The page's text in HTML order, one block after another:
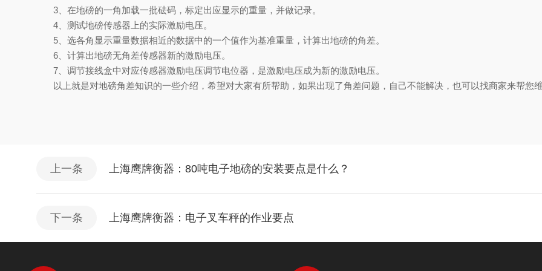
3、在地磅的一角加载一批砝码，标定出应显示的重量，并做记录。
4、测试地磅传感器上的实际激励电压。
5、选各角显示重量数据相近的数据中的一个值作为基准重量，计算出地磅的角差。
6、计算出地磅无角差传感器新的激励电压。
7、调节接线盒中对应传感器激励电压调节电位器，是激励电压成为新的激励电压。
以上就是对地磅角差知识的一些介绍，希望对大家有所帮助，如果出现了角差问题，自己不能解决，也可以找商家来帮您
上一条 上海鹰牌衡器：80吨电子地磅的安装要点是什么？
下一条 上海鹰牌衡器：电子叉车秤的作业要点